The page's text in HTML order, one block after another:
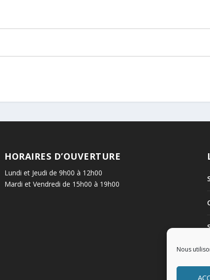
Nous
HORAIRES D’OUVERTURE
Lundi et Jeudi de 9h00 à 12h00
Mardi et Vendredi de 15h00 à 19h00